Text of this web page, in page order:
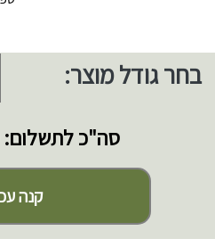
בחר גודל מוצר:
סה"כ לתשלום:
קנה